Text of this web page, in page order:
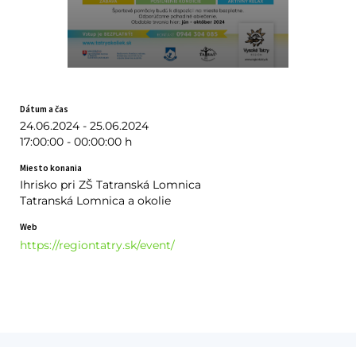
Dátum a čas
24.06.2024 - 25.06.2024
17:00:00 - 00:00:00 h
Miesto konania
Ihrisko pri ZŠ Tatranská Lomnica
Tatranská Lomnica a okolie
Web
https://regiontatry.sk/event/